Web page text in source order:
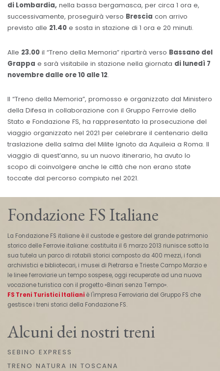
di Lombardia, nella bassa bergamasca, per circa 1 ora e,
successivamente, proseguirà verso Brescia con arrivo
previsto alle 21.40 e sosta in stazione di 1 ora e 20 minuti.
Alle 23.00 il “Treno della Memoria” ripartirà verso Bassano del
Grappa e sarà visitabile in stazione nella giornata di lunedì 7
novembre dalle ore 10 alle 12.
Il “Treno della Memoria”, promosso e organizzato dal Ministero
della Difesa in collaborazione con il Gruppo Ferrovie dello
Stato e Fondazione FS, ha rappresentato la prosecuzione del
viaggio organizzato nel 2021 per celebrare il centenario della
traslazione della salma del Milite Ignoto da Aquileia a Roma. Il
viaggio di quest’anno, su un nuovo itinerario, ha avuto lo
scopo di coinvolgere anche le città che non erano state
toccate dal percorso compiuto nel 2021.
Fondazione FS Italiane
La Fondazione FS italiane è il custode e gestore del grande patrimonio
storico delle Ferrovie italiane: costituita il 6 marzo 2013 riunisce sotto la
sua tutela un parco di rotabili storici composto da 400 mezzi, i fondi
archivistici e bibliotecari, i musei di Pietrarsa e Trieste Campo Marzio e
le linee ferroviarie un tempo sospese, oggi recuperate ad una nuova
vocazione turistica con il progetto «Binari senza Tempo».
FS Treni Turistici Italiani è l'impresa Ferroviaria del Gruppo FS che
gestisce i treni storici della Fondazione FS.
Alcuni dei nostri treni
SEBINO EXPRESS
TRENO NATURA IN TOSCANA